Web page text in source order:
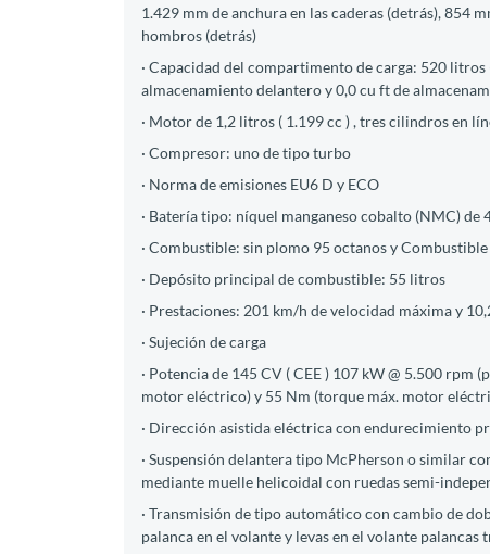
1.429 mm de anchura en las caderas (detrás), 854
hombros (detrás)
· Capacidad del compartimento de carga: 520
almacenamiento delantero y 0,0 cu ft de
· Motor de 1,2 litros ( 1.199 cc ) , tres cilindros en
· Compresor: uno de tipo turbo
· Norma de emisiones EU6 D y ECO
· Batería tipo: níquel manganeso cobalto (NMC) de
· Combustible: sin plomo 95 octanos y
· Depósito principal de combustible: 55 litros
· Prestaciones: 201 km/h de velocidad máxima y
· Sujeción de carga
· Potencia de 145 CV ( CEE ) 107 kW @ 5.500
motor eléctrico) y 55 Nm (torque máx. motor
· Dirección asistida eléctrica con endurecimiento
· Suspensión delantera tipo McPherson o similar
mediante muelle helicoidal con ruedas semi-
· Transmisión de tipo automático con cambio de
palanca en el volante y levas en el volante